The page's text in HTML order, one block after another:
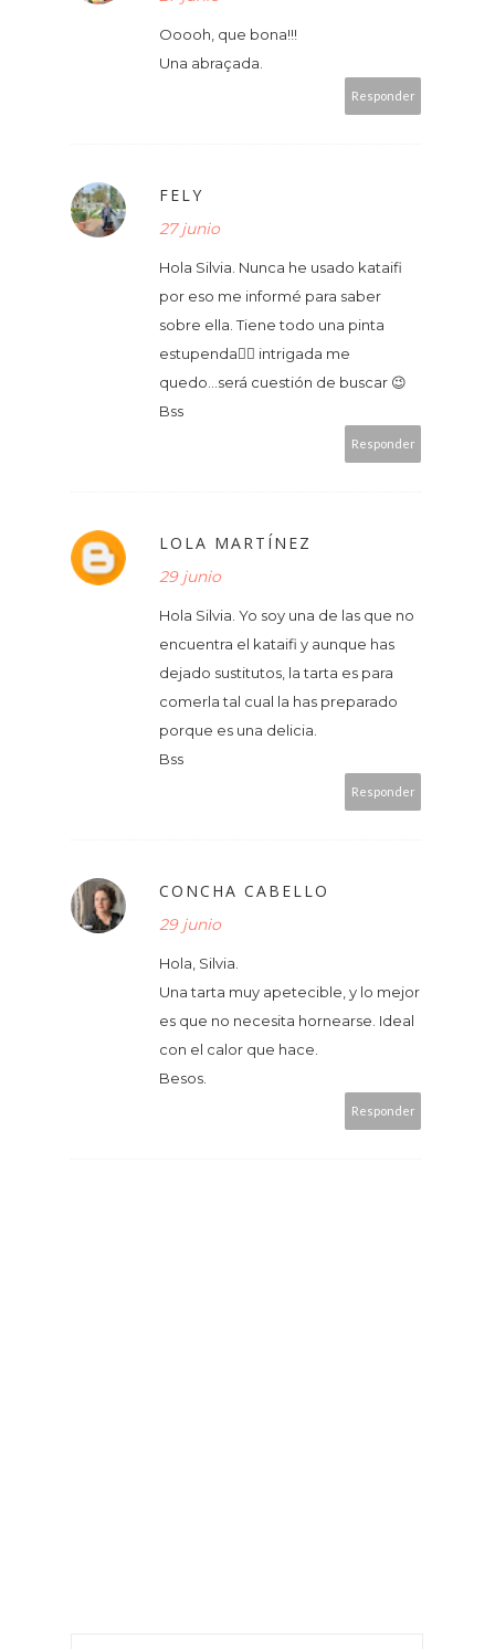
Ooooh, que bona!!!
Una abraçada.
Responder
FELY
27 junio
Hola Silvia. Nunca he usado kataifi
por eso me informé para saber
sobre ella. Tiene todo una pinta
estupenda👌🏻 intrigada me
quedo...será cuestión de buscar 😉
Bss
Responder
LOLA MARTÍNEZ
29 junio
Hola Silvia. Yo soy una de las que no
encuentra el kataifi y aunque has
dejado sustitutos, la tarta es para
comerla tal cual la has preparado
porque es una delicia.
Bss
Responder
CONCHA CABELLO
29 junio
Hola, Silvia.
Una tarta muy apetecible, y lo mejor
es que no necesita hornearse. Ideal
con el calor que hace.
Besos.
Responder